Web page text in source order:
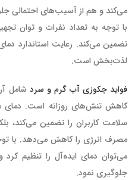
می‌کند و هم از آسیب‌های احتمالی
با توجه به تعداد نفرات و توان
تضمین می‌کند. رعایت استاندارد
لذت‌بخش است.
فواید جکوزی آب گرم و سرد شامل
کاهش تنش‌های روزانه است. دمای
سلامت کاربران را تضمین می‌کند،
مصرف انرژی را کاهش می‌دهد. با
می‌توان دمای ایده‌آل را تنظیم
جلوگیری نمود.